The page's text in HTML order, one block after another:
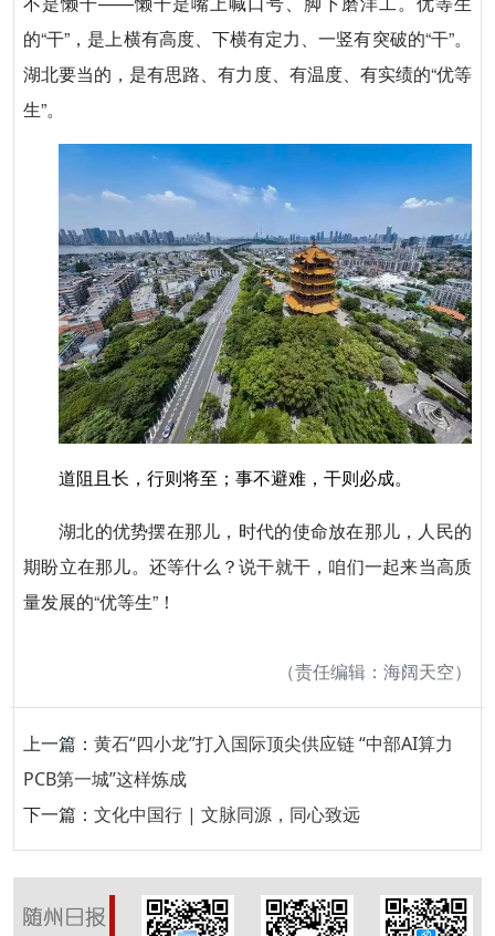
的“干”，是上横有高度、下横有定力、一竖有突破的“干”。
湖北要当的，是有思路、有力度、有温度、有实绩的“优等
生”。
道阻且长，行则将至；事不避难，干则必成。
湖北的优势摆在那儿，时代的使命放在那儿，人民的
期盼立在那儿。还等什么？说干就干，咱们一起来当高质
量发展的“优等生”！
（责任编辑：海阔天空）
上一篇： 黄石“四小龙”打入国际顶尖供应链 “中部AI算力
PCB第一城”这样炼成
下一篇： 文化中国行 | 文脉同源，同心致远